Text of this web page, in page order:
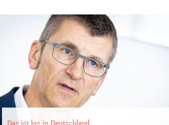
Das ist los in Deutschland